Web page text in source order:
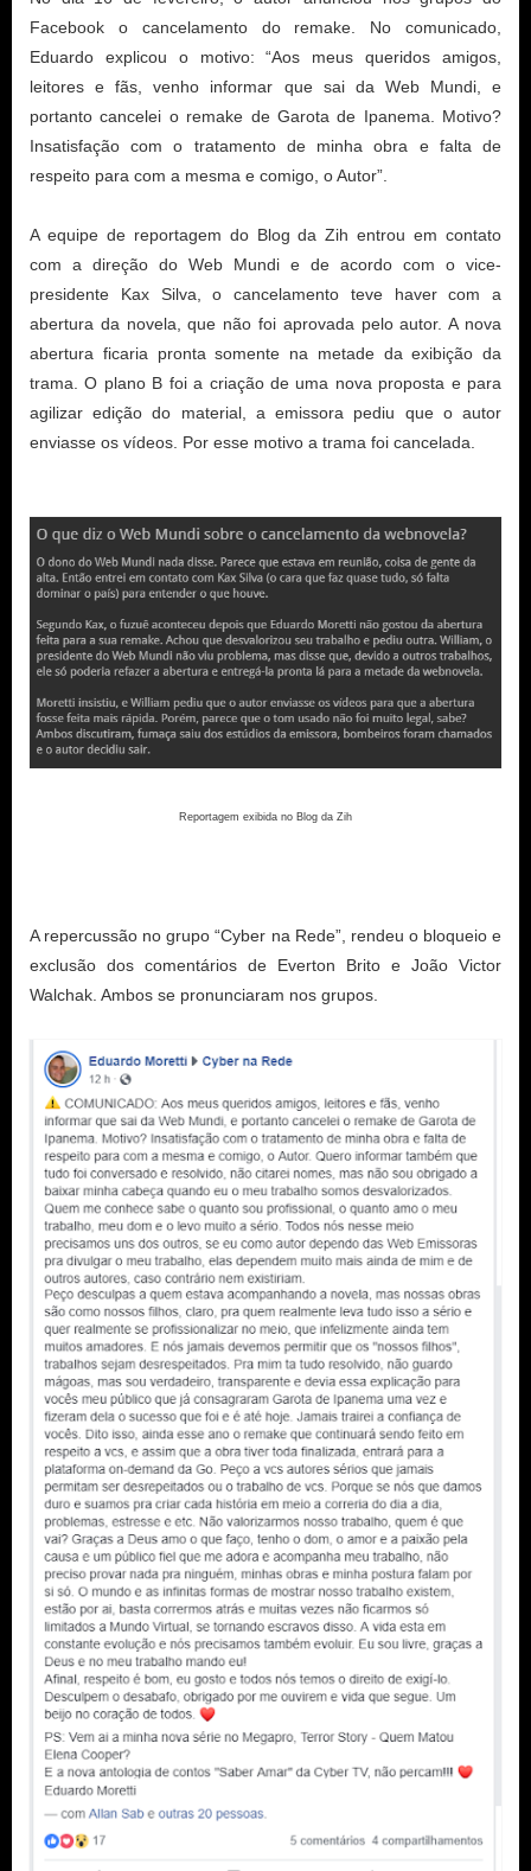
Facebook o cancelamento do remake. No comunicado,
Eduardo explicou o motivo: “Aos meus queridos amigos,
leitores e fãs, venho informar que sai da Web Mundi, e
portanto cancelei o remake de Garota de Ipanema. Motivo?
Insatisfação com o tratamento de minha obra e falta de
respeito para com a mesma e comigo, o Autor”.
A equipe de reportagem do Blog da Zih entrou em contato
com a direção do Web Mundi e de acordo com o vice-
presidente Kax Silva, o cancelamento teve haver com a
abertura da novela, que não foi aprovada pelo autor. A nova
abertura ficaria pronta somente na metade da exibição da
trama. O plano B foi a criação de uma nova proposta e para
agilizar edição do material, a emissora pediu que o autor
enviasse os vídeos. Por esse motivo a trama foi cancelada.
Reportagem exibida no Blog da Zih
A repercussão no grupo “Cyber na Rede”, rendeu o bloqueio e
exclusão dos comentários de Everton Brito e João Victor